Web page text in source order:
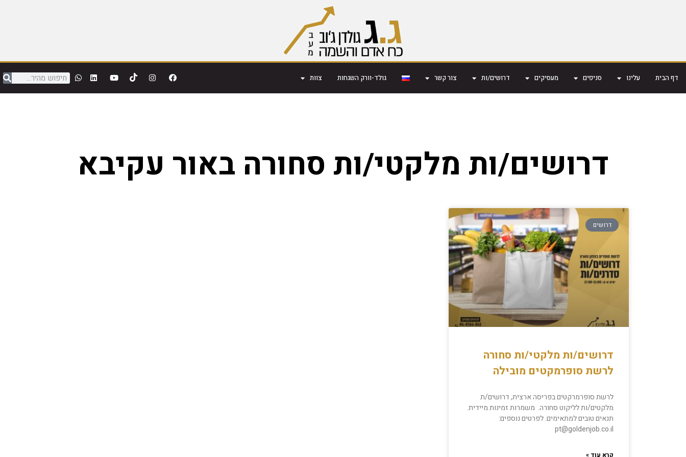
דף הבית עלינו סניפים מעסיקים דרושים/ות צור קשר גולד-וורק השגחות צוות
דרושים/ות מלקטי/ות סחורה באור עקיבא
דרושים
דרושים/ות מלקטי/ות סחורה
לרשת סופרמקטים מובילה
לרשת סופרמרקטים בפריסה ארצית, דרושים/ת
מלקטים/ות לליקוט סחורה. משמרות זמינות מיידית.
תנאים טובים למתאימים. לפרטים נוספים:
pt@goldenjob.co.il
קרא עוד »